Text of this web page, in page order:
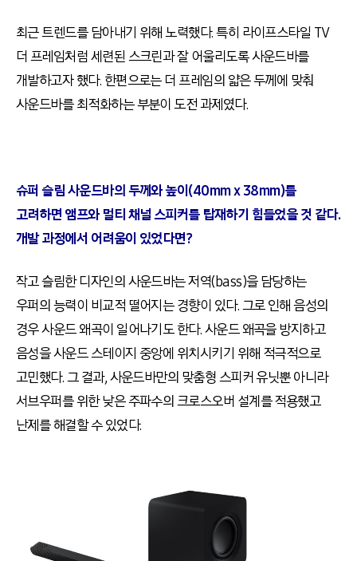
최근 트렌드를 담아내기 위해 노력했다.특히 라이프스타일 TV
더 프레임처럼 세련된 스크린과 잘 어울리도록 사운드바를
개발하고자 했다. 한편으로는 더 프레임의 얇은 두께에 맞춰
사운드바를 최적화하는 부분이 도전 과제였다.
슈퍼 슬림 사운드바의 두께와 높이 (40mm x 38mm)를
고려하면 앰프와 멀티 채널 스피커를 탑재하기 힘들었을 것 같다.
개발 과정에서 어려움이 있었다면?
작고 슬림한 디자인의 사운드바는 저역(bass)을 담당하는
우퍼의 능력이 비교적 떨어지는 경향이 있다.그로 인해 음성의
경우 사운드 왜곡이 일어나기도 한다.사운드 왜곡을 방지하고
음성을 사운드 스테이지 중앙에 위치시키기 위해 적극적으로
고민했다.그 결과,사운드바만의 맞춤형 스피커 유닛뿐 아니라
서브우퍼를 위한 낮은 주파수의 크로스오버 설계를 적용했고
난제를 해결할 수 있었다.